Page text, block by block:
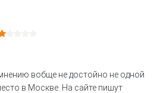
вобще не достойно не одной
в Москве. На сайте пишут